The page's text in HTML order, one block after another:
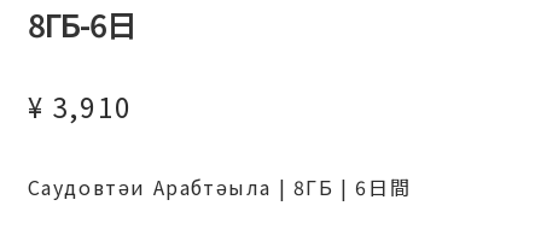
8ГБ-6日
¥ 3,910
Саудовтәи Арабтәыла | 8ГБ | 6日間